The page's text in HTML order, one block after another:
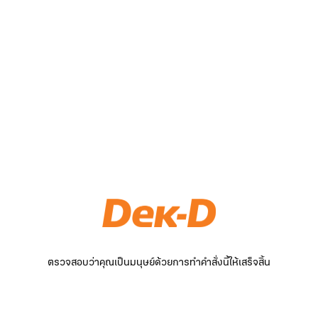
ตรวจสอบว่าคุณเป็นมนุษย์ด้วยการทำคำสั่งนี้ให้เสร็จสิ้น